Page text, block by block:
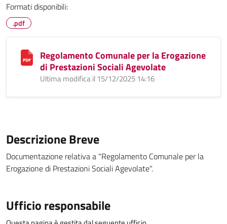
Formati disponibili:
.pdf
Regolamento Comunale per la Erogazione
di Prestazioni Sociali Agevolate
Ultima modifica il 15/12/2025 14:16
Descrizione Breve
Documentazione relativa a "Regolamento Comunale per la
Erogazione di Prestazioni Sociali Agevolate".
Ufficio responsabile